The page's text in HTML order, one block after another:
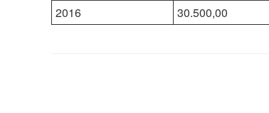
2016
30.500,00